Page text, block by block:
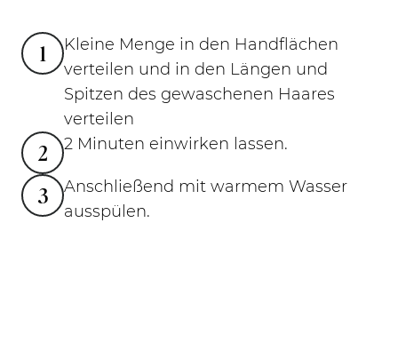
1
Kleine Menge in den Handflächen
verteilen und in den Längen und
Spitzen des gewaschenen Haares
verteilen
2 2 Minuten einwirken lassen.
3
Anschließend mit warmem Wasser
ausspülen.